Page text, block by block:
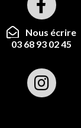
Nous écrire
03 68 93 02 45